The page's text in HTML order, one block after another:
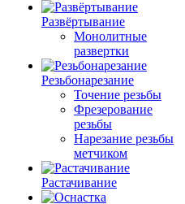
Развёртывание
Монолитные
развертки
Резьбонарезание
Точение резьбы
Фрезерование
резьбы
Нарезание резьбы
метчиком
Растачивание